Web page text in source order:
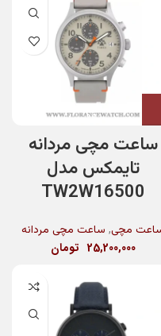
ساعت مچی مردانه
تایمکس مدل
TW2W16500
مچی, ساعت مچی مردانه
25,200,000 تومان